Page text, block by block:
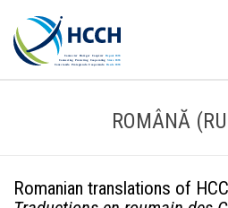
ROMÂNĂ
Romanian translations of